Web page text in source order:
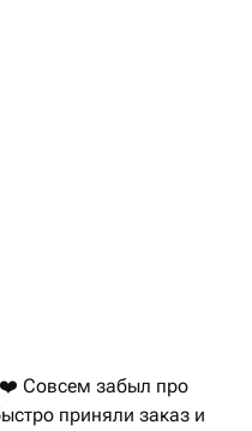
❤️ Совсем забыл про
приняли заказ и